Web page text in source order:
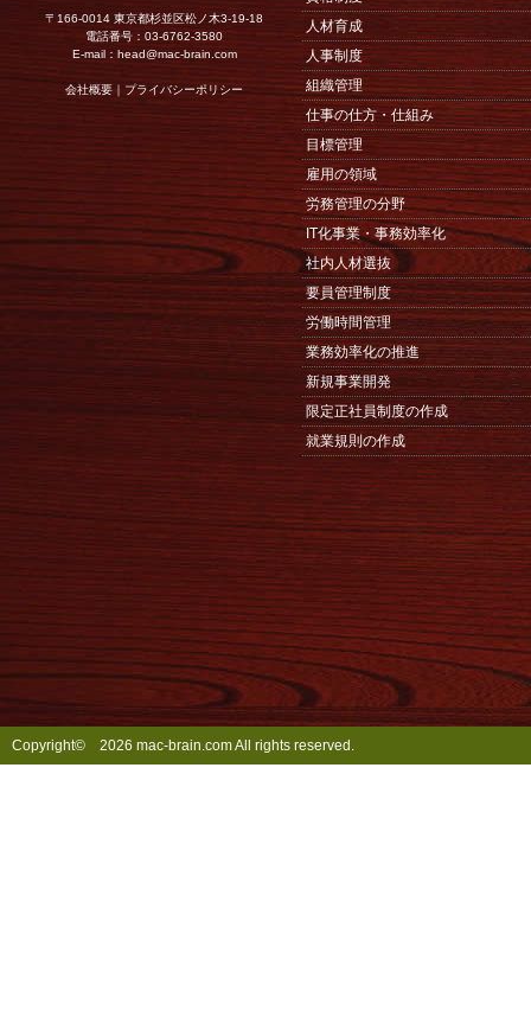
〒166-0014 東京都杉並区松ノ木3-19-18
電話番号：03-6762-3580
E-mail： head@mac-brain.com
会社概要｜プライバシーポリシー
人材育成
人事制度
組織管理
仕事の仕方・仕組み
目標管理
雇用の領域
労務管理の分野
IT化事業・事務効率化
社内人材選抜
要員管理制度
労働時間管理
業務効率化の推進
新規事業開発
限定正社員制度の作成
就業規則の作成
Copyright© 2026 mac-brain.com All rights reserved.